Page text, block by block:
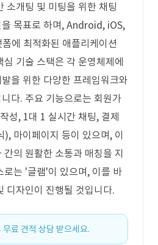
소개팅 및 미팅을 위한 채팅
목표로 하며, Android, iOS,
에 최적화된 애플리케이션
기술 스택은 각 운영체제에
을 위한 다양한 프레임워크와
다. 주요 기능으로는 회원가
성, 1대 1 실시간 채팅, 결제
마이페이지 등이 있으며, 이
의 원활한 소통과 매칭을 지
로는 '글램'이 있으며, 이를 바
디자인이 진행될 것입니다.
무료 견적 상담 받으세요.